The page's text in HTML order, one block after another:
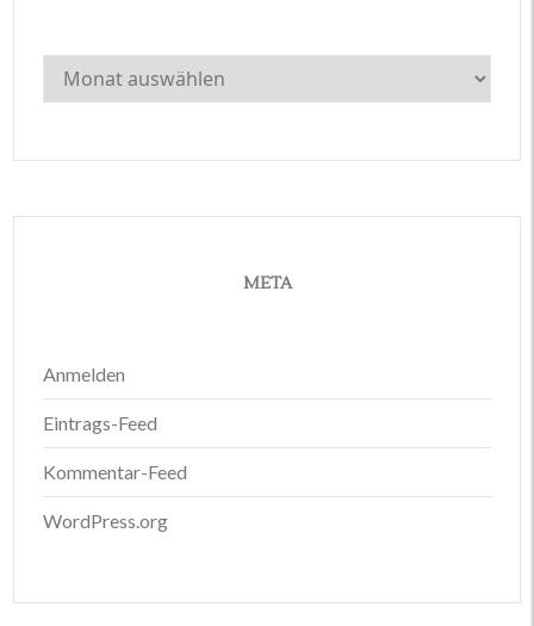
Archiv
META
Anmelden
Eintrags-Feed
Kommentar-Feed
WordPress.org